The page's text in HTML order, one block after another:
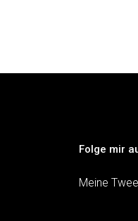
Folge mir
Meine